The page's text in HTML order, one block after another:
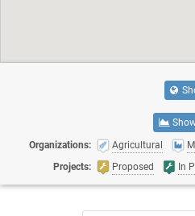
Organizations: Agricultural
Projects:
Proposed In